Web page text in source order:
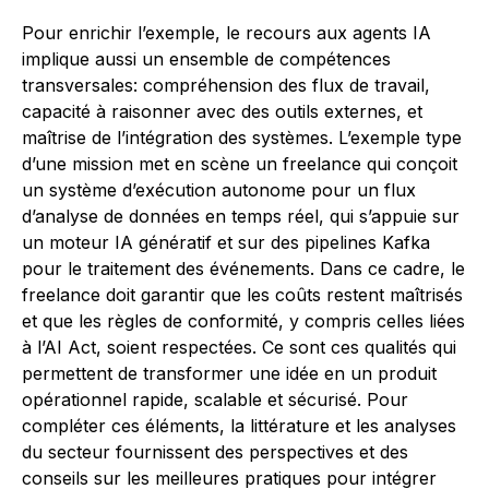
Pour enrichir l’exemple, le recours aux agents IA
implique aussi un ensemble de compétences
transversales: compréhension des flux de travail,
capacité à raisonner avec des outils externes, et
maîtrise de l’intégration des systèmes. L’exemple type
d’une mission met en scène un freelance qui conçoit
un système d’exécution autonome pour un flux
d’analyse de données en temps réel, qui s’appuie sur
un moteur IA génératif et sur des pipelines Kafka
pour le traitement des événements. Dans ce cadre, le
freelance doit garantir que les coûts restent maîtrisés
et que les règles de conformité, y compris celles liées
à l’AI Act, soient respectées. Ce sont ces qualités qui
permettent de transformer une idée en un produit
opérationnel rapide, scalable et sécurisé. Pour
compléter ces éléments, la littérature et les analyses
du secteur fournissent des perspectives et des
conseils sur les meilleures pratiques pour intégrer